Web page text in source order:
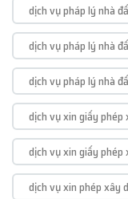
dịch vụ pháp lý nhà
dịch vụ pháp lý nhà
dịch vụ pháp lý nhà
dịch vụ xin giấy phép
dịch vụ xin giấy phép
dịch vụ xin phép xây